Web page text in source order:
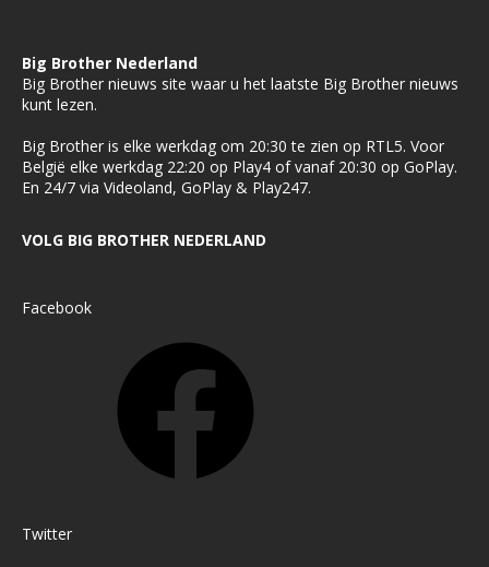
Big Brother Nederland
Big Brother nieuws site waar u het laatste Big Brother nieuws
kunt lezen.
Big Brother is elke werkdag om 20:30 te zien op RTL5. Voor
België elke werkdag 22:20 op Play4 of vanaf 20:30 op GoPlay.
En 24/7 via Videoland, GoPlay & Play247.
VOLG BIG BROTHER NEDERLAND
Facebook
Twitter